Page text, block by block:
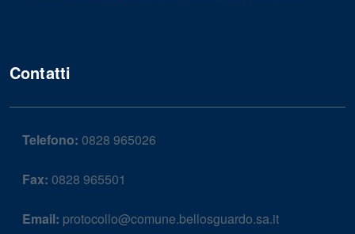
Contatti
Telefono: 0828 965026
Fax: 0828 965501
Email: protocollo@comune.bellosguardo.sa.it